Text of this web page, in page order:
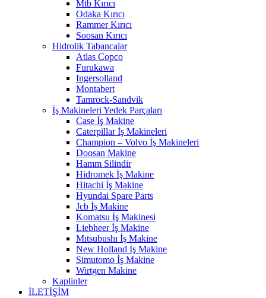
Mtb Kırıcı
Odaka Kırıcı
Rammer Kırıcı
Soosan Kırıcı
Hidrolik Tabancalar
Atlas Copco
Furukawa
Ingersolland
Montabert
Tamrock-Sandvik
İş Makineleri Yedek Parçaları
Case İş Makine
Caterpillar İş Makineleri
Champion – Volvo İş Makineleri
Doosan Makine
Hamm Silindir
Hidromek İş Makine
Hitachi İş Makine
Hyundai Spare Parts
Jcb İş Makine
Komatsu İş Makinesi
Liebheer İş Makine
Mıtsubushı İş Makine
New Holland İş Makine
Simutomo İş Makine
Wirtgen Makine
Kaplinler
İLETİŞİM